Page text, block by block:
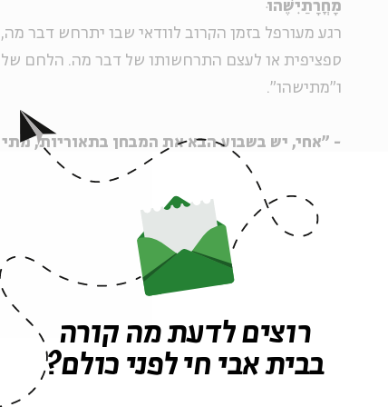
מָחֳרָתַיִשֶׁהוּ
רגע מעורפל בזמן הקרוב לוודאי שבו יתרחש דבר
ספציפית או לעצם התרחשותו של דבר מה. הלחם
ו"מתישהו".
- "אחי, יש בשבוע הבא את המבחן בתאוריות, מתי
- "בסדר… מחרתישהו".
נתרם ע"י: אביתר חלימי.
מקור: אביתר חלימי.
הערכה כללית של הזמן שייקח לעשות משהו,
דקות). כאשר לנשאל אין מושג כמה זמן ייקח לו
רוצים לדעת מה קורה
בבית אבי חי לפני כולם?